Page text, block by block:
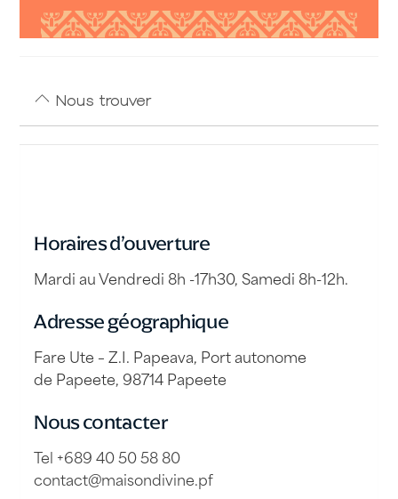
Nous trouver
Horaires d’ouverture
Mardi au Vendredi 8h -17h30, Samedi 8h-12h.
Adresse géographique
Fare Ute – Z.I. Papeava, Port autonome
de Papeete, 98714 Papeete
Nous contacter
Tel +689 40 50 58 80
contact@maisondivine.pf